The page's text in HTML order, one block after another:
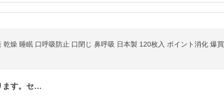
乾燥 睡眠 口呼吸防止 口閉じ 鼻呼吸 日本製 120枚入 ポイント消化 爆買
ます。セ…